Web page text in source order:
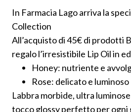
In Farmacia Lago arriva la
Collection
All’acquisto di 45€ di prodotti
regalo l’irresistibile Lip Oil in
Honey: nutriente e
Rose: delicato e luminoso
Labbra morbide, ultra
tocco glossy perfetto per ogni